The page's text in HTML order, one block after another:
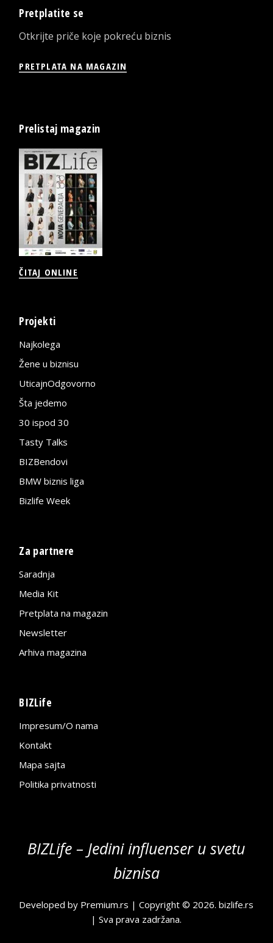
Pretplatite se
Otkrijte priče koje pokreću biznis
PRETPLATA NA MAGAZIN
Prelistaj magazin
ČITAJ ONLINE
Projekti
Najkolega
Žene u biznisu
UticajnOdgovorno
Šta jedemo
30 ispod 30
Tasty Talks
BIZBendovi
BMW biznis liga
Bizlife Week
Za partnere
Saradnja
Media Kit
Pretplata na magazin
Newsletter
Arhiva magazina
BIZLife
Impresum/O nama
Kontakt
Mapa sajta
Politika privatnosti
BIZLife – Jedini influenser u svetu
biznisa
Developed by Premium.rs | Copyright © 2026.bizlife.rs
| Sva prava zadržana.